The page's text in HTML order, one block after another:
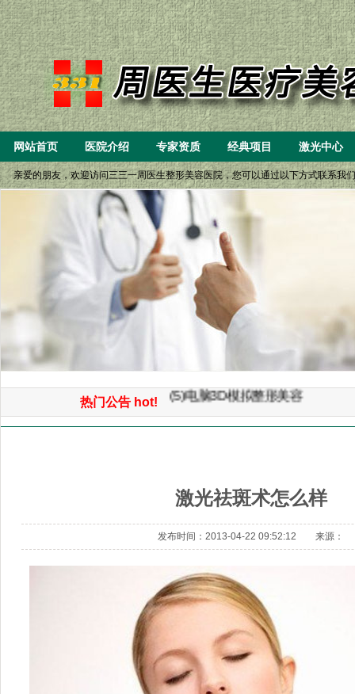
网站首页 医院介绍 专家资质 经典项目 激光中心
亲爱的朋友，欢迎访问三三一周医生整形美容医院，您可以通过以下方式联系
热门公告 hot!
(6）微创重睑（双眼皮）小眼开
(5)电脑3D模拟整形美容
(4)微创童颜面部提升手术
(1)免开刀光波汽化除皱术
激光祛斑术怎么样
发布时间：2013-04-22 09:52:12 来源：